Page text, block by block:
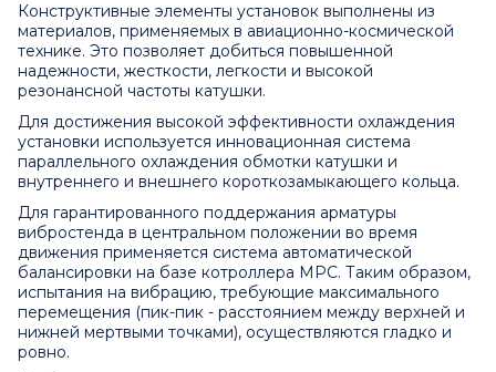
Конструктивные элементы установок выполнены из
материалов, применяемых в авиационно-космической
технике. Это позволяет добиться повышенной
надежности, жесткости, легкости и высокой
резонансной частоты катушки.
Для достижения высокой эффективности охлаждения
установки используется инновационная система
параллельного охлаждения обмотки катушки и
внутреннего и внешнего короткозамыкающего кольца.
Для гарантированного поддержания арматуры
вибростенда в центральном положении во время
движения применяется система автоматической
балансировки на базе котроллера MPC. Таким образом,
испытания на вибрацию, требующие максимального
перемещения (пик-пик - расстоянием между верхней и
нижней мертвыми точками), осуществляются гладко и
ровно.